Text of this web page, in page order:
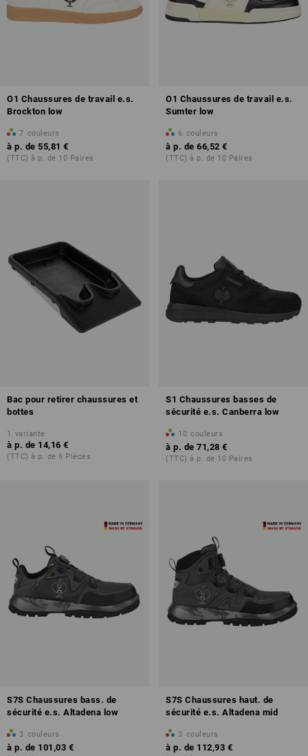
O1 Chaussures de travail e.s.
Brockton low
7 couleurs
à p. de 55,81 €
(TTC) à p. de 10 Paires
O1 Chaussures de travail e.s.
Sumter low
6 couleurs
à p. de 66,52 €
(TTC) à p. de 10 Paires
Bac pour retirer chaussures et
bottes
1 variante
à p. de 14,16 €
(TTC) à p. de 6 Pièces
S1 Chaussures basses de
sécurité e.s. Canberra low
10 couleurs
à p. de 71,28 €
(TTC) à p. de 10 Paires
S7S Chaussures bass. de
sécurité e.s. Altadena low
3 couleurs
à p. de 101,03 €
S7S Chaussures haut. de
sécurité e.s. Altadena mid
3 couleurs
à p. de 112,93 €